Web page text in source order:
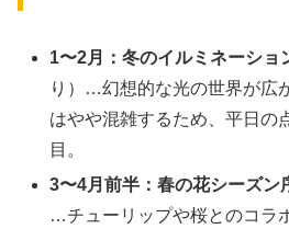
1〜2月：冬のイルミネーショ
り）…幻想的な光の世界が広
はやや混雑するため、平日の
目。
3〜4月前半：春の花シーズン
…チューリップや桜とのコラ